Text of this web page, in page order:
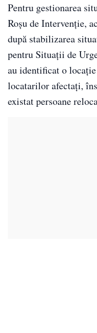
Pentru gestionarea
Roşu de Intervenţie,
după stabilizarea
pentru Situaţii de
au identificat o
locatarilor afectaţi,
existat persoane